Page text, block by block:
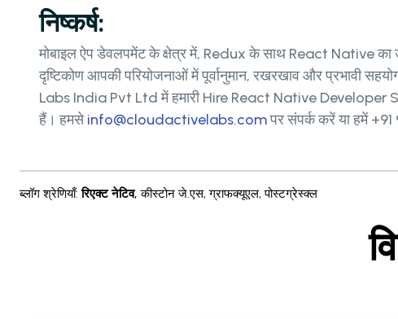
निष्कर्ष:
मोबाइल ऐप डेवलपमेंट के क्षेत्र में, Redux के साथ React Native
दृष्टिकोण आपकी परियोजनाओं में पूर्वानुमान, रखरखाव और प्रभावी
Labs India Pvt Ltd में हमारी Hire React Native Developer
हैं। हमसेinfo@cloudactivelabs.comपर संपर्क करें या हमें
ब्लॉग श्रेणियाँ: रिएक्ट नेटिव, कीस्टोन जे.एस,ग्राफक्यूएल,पोस्टग्रेस्क्ल